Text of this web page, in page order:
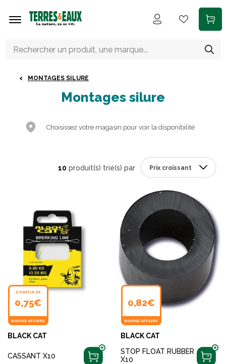
MONTAGES SILURE
Montages silure
Choisissez votre magasin pour voir la disponibilité
10 produit(s) trié(s) par
À PARTIR DE
0,75€
BONNE AFFAIRE
BLACK CAT
CASSANT X10
0,82€
BONNE AFFAIRE
BLACK CAT
STOP FLOAT RUBBER
X10